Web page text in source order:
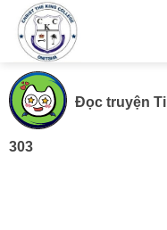
qua
dung
Đọc truyện
303